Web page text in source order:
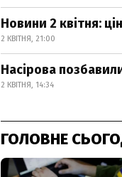
Новини 2 квітня:
2 КВІТНЯ, 21:00
Насірова
2 КВІТНЯ, 14:34
ГОЛОВНЕ